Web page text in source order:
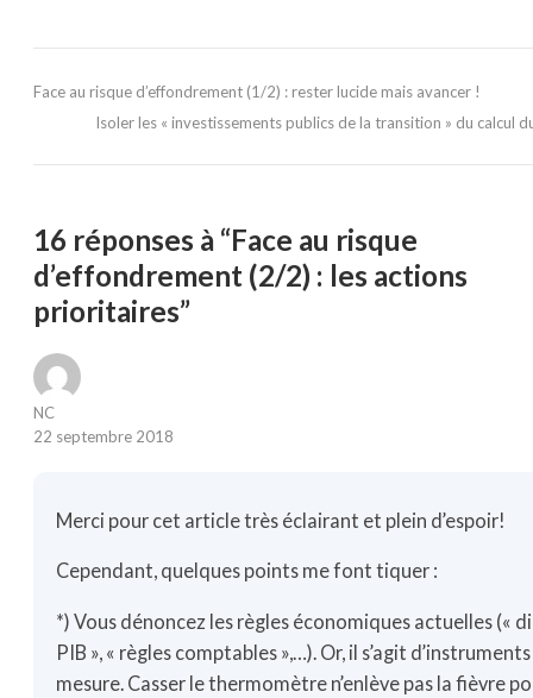
Face au risque d’effondrement (1/2) : rester lucide mais avancer !
Isoler les « investissements publics de la transition » du calcul
16 réponses à “Face au risque
d’effondrement (2/2) : les actions
prioritaires”
NC
22 septembre 2018
Merci pour cet article très éclairant et plein d’espoir!
Cependant, quelques points me font tiquer :
*) Vous dénoncez les règles économiques actuelles («
PIB », « règles comptables »,…). Or, il s’agit
mesure. Casser le thermomètre n’enlève pas la fièvre